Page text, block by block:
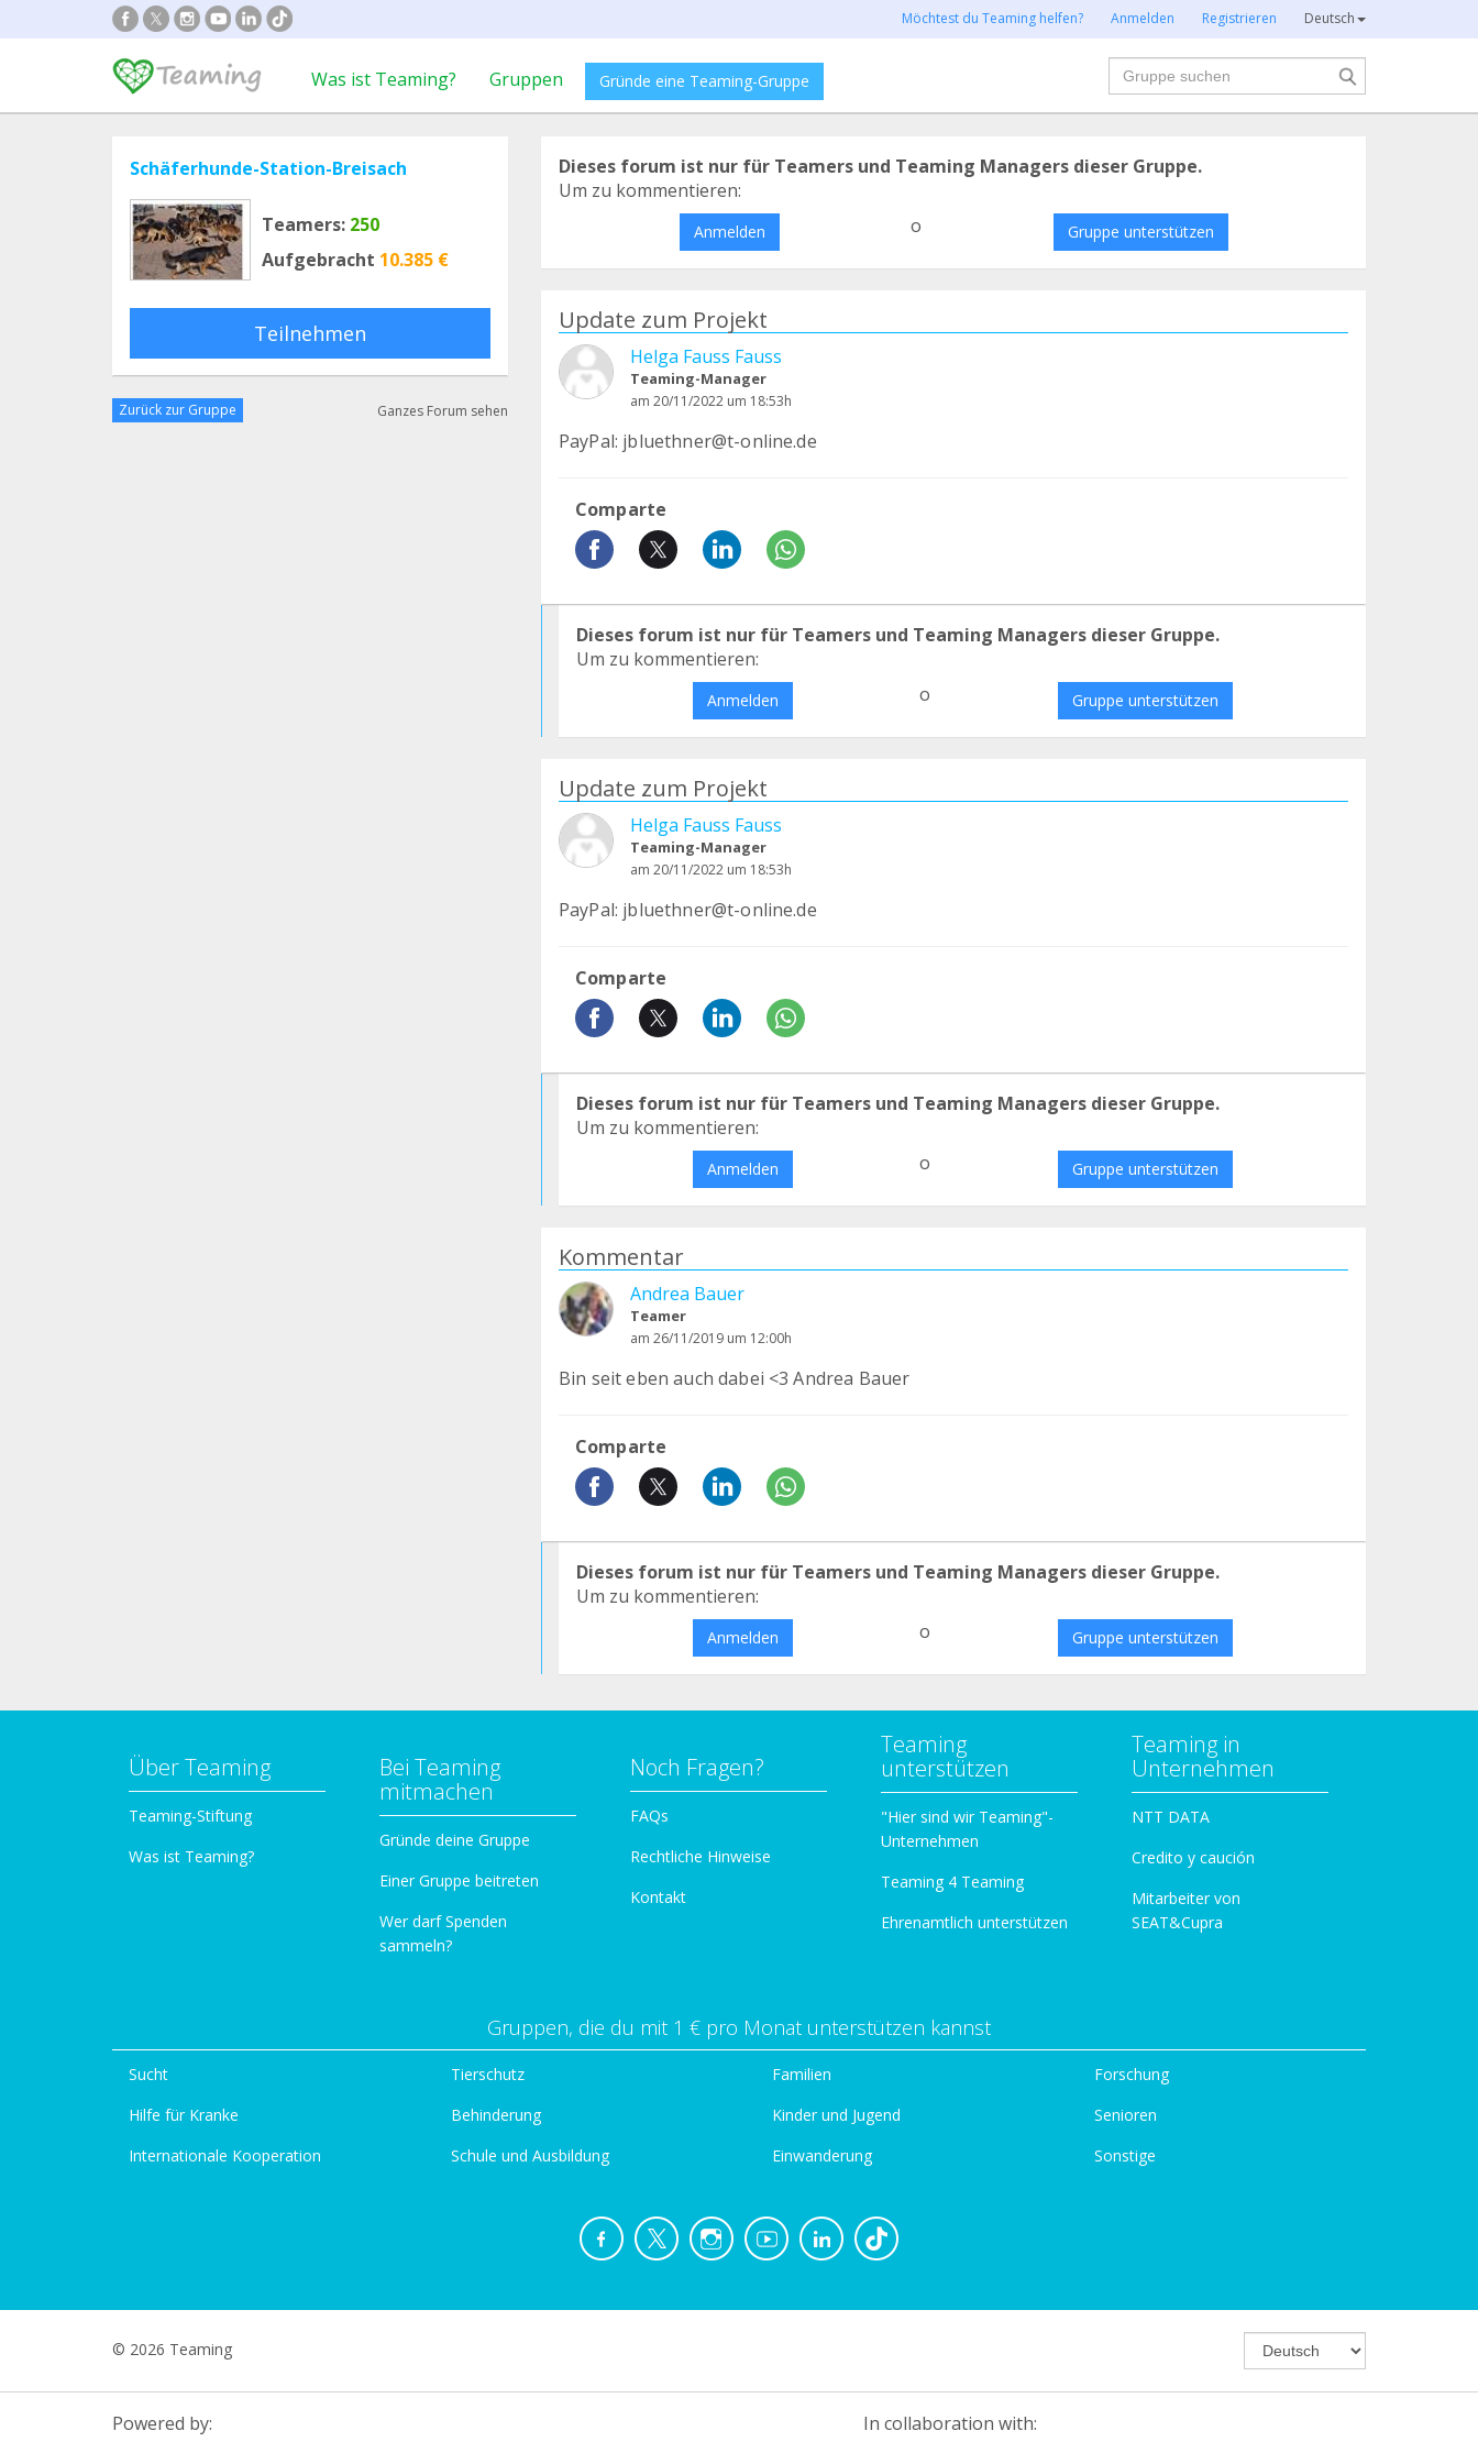
Möchtest du Teaming helfen? Anmelden Registrieren Deutsch
Was ist Teaming? Gruppen Gründe eine Teaming-Gruppe
Suche
Schäferhunde-Station-Breisach
Teamers: 250
Aufgebracht 10.385 €
Teilnehmen
Zurück zur Gruppe Ganzes Forum sehen
Dieses forum ist nur für Teamers und Teaming Managers dieser Gruppe.
Um zu kommentieren:
Anmelden o Gruppe unterstützen
Update zum Projekt
Helga Fauss Fauss
Teaming-Manager
am 20/11/2022 um 18:53h
PayPal: jbluethner@t-online.de
Comparte
Dieses forum ist nur für Teamers und Teaming Managers dieser Gruppe.
Um zu kommentieren:
Anmelden o Gruppe unterstützen
Update zum Projekt
Helga Fauss Fauss
Teaming-Manager
am 20/11/2022 um 18:53h
PayPal: jbluethner@t-online.de
Comparte
Dieses forum ist nur für Teamers und Teaming Managers dieser Gruppe.
Um zu kommentieren:
Anmelden o Gruppe unterstützen
Kommentar
Andrea Bauer
Teamer
am 26/11/2019 um 12:00h
Bin seit eben auch dabei <3 Andrea Bauer
Comparte
Dieses forum ist nur für Teamers und Teaming Managers dieser Gruppe.
Um zu kommentieren:
Anmelden o Gruppe unterstützen
Über Teaming
Teaming-Stiftung
Was ist Teaming?
Bei Teaming
mitmachen
Gründe deine Gruppe
Einer Gruppe beitreten
Wer darf Spenden
sammeln?
Noch Fragen?
FAQs
Rechtliche Hinweise
Kontakt
Teaming
unterstützen
"Hier sind wir Teaming"-
Unternehmen
Teaming 4 Teaming
Ehrenamtlich unterstützen
Teaming in
Unternehmen
NTT DATA
Credito y caución
Mitarbeiter von
SEAT&Cupra
Gruppen, die du mit 1 € pro Monat unterstützen kannst
Sucht
Hilfe für Kranke
Internationale Kooperation
Tierschutz
Behinderung
Schule und Ausbildung
Familien
Kinder und Jugend
Einwanderung
Forschung
Senioren
Sonstige
© 2026 Teaming
Powered by: In collaboration with: